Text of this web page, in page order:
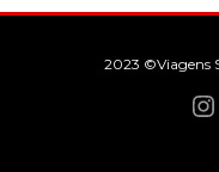
2023 ©Viagens